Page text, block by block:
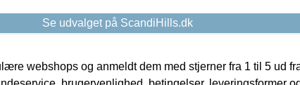
Se udvalget på ScandiHills.dk
webshops og anmeldt dem med stjerner fra 1 til 5 ud